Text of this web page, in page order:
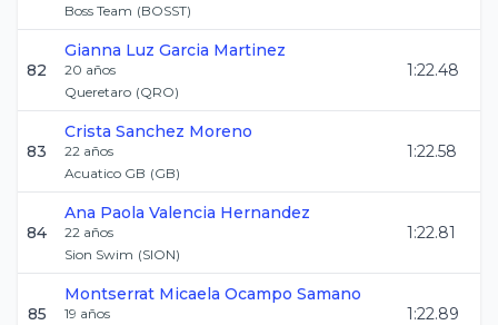
Boss Team (BOSST)
82
Gianna Luz Garcia Martinez
20 años
Queretaro (QRO)
1:22.48
83
Crista Sanchez Moreno
22 años
Acuatico GB (GB)
1:22.58
84
Ana Paola Valencia Hernandez
22 años
Sion Swim (SION)
1:22.81
85
Montserrat Micaela Ocampo Samano
19 años
1:22.89